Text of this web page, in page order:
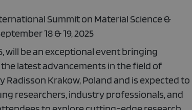
Summit on Material Science &
18 & 19, 2025
will be an exceptional event bringing
latest advancements in the field of
Radisson Krakow, Poland and is expected to
researchers, industry professionals, and